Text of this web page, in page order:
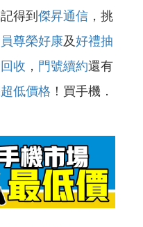
得到 傑昇通信 ，挑
尊榮好康及好禮抽
收 ， 門號續約還有
低價格 ！買手機．